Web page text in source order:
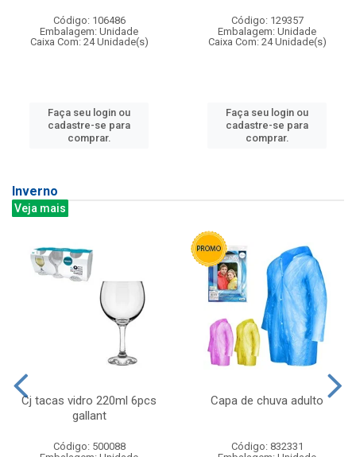
Código: 106486
Embalagem: Unidade
Caixa Com: 24 Unidade(s)
Faça seu login ou
cadastre-se para
comprar.
Código: 129357
Embalagem: Unidade
Caixa Com: 24 Unidade(s)
Faça seu login ou
cadastre-se para
comprar.
Inverno
Veja mais
Cj tacas vidro 220ml 6pcs
gallant
Código: 500088
Capa de chuva adulto
Código: 832331